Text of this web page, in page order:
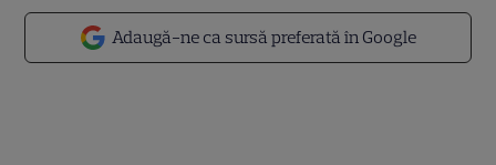
Adaugă-ne ca sursă preferată în Google